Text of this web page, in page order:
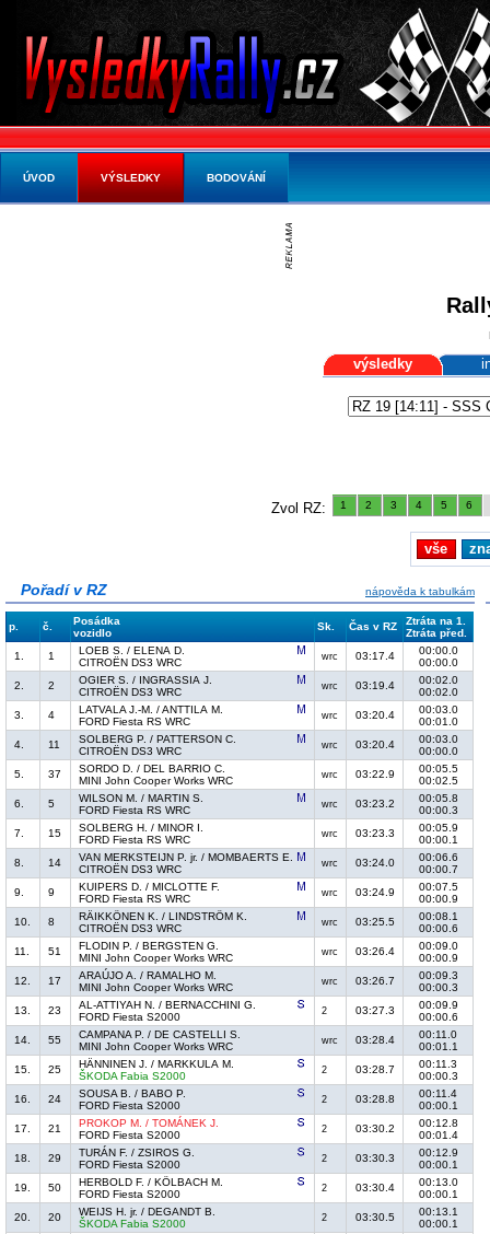
výsledky
Zvol RZ: 1 2 3 4 5 6
vše
Pořadí v RZ nápověda k tabulkám
p. č.
Posádka
vozidlo
Sk. Čas v RZ
Ztráta na 1.
Ztráta před.
1.
1
LOEB S. / ELENA D.
CITROËN DS3 WRC
wrc 03:17.4
00:00.0
00:00.0
2.
2
OGIER S. / INGRASSIA J.
CITROËN DS3 WRC
wrc 03:19.4
00:02.0
00:02.0
3.
4
LATVALA J.-M. / ANTTILA M.
FORD Fiesta RS WRC
wrc 03:20.4
00:03.0
00:01.0
4.
11
SOLBERG P. / PATTERSON C.
CITROËN DS3 WRC
wrc 03:20.4
00:03.0
00:00.0
5.
37
SORDO D. / DEL BARRIO C.
MINI John Cooper Works WRC
wrc 03:22.9
00:05.5
00:02.5
6.
5
WILSON M. / MARTIN S.
FORD Fiesta RS WRC
wrc 03:23.2
00:05.8
00:00.3
7.
15
SOLBERG H. / MINOR I.
FORD Fiesta RS WRC
wrc 03:23.3
00:05.9
00:00.1
8.
14
VAN MERKSTEIJN P. jr. / MOMBAERTS E.
CITROËN DS3 WRC
wrc 03:24.0
00:06.6
00:00.7
9.
9
KUIPERS D. / MICLOTTE F.
FORD Fiesta RS WRC
wrc 03:24.9
00:07.5
00:00.9
10.
8
RÄIKKÖNEN K. / LINDSTRÖM K.
CITROËN DS3 WRC
wrc 03:25.5
00:08.1
00:00.6
11.
51
FLODIN P. / BERGSTEN G.
MINI John Cooper Works WRC
wrc 03:26.4
00:09.0
00:00.9
12.
17
ARAÚJO A. / RAMALHO M.
MINI John Cooper Works WRC
wrc 03:26.7
00:09.3
00:00.3
13.
23
AL-ATTIYAH N. / BERNACCHINI G.
FORD Fiesta S2000
2 03:27.3
00:09.9
00:00.6
14.
55
CAMPANA P. / DE CASTELLI S.
MINI John Cooper Works WRC
wrc 03:28.4
00:11.0
00:01.1
15.
25
HÄNNINEN J. / MARKKULA M.
ŠKODA Fabia S2000
2 03:28.7
00:11.3
00:00.3
16.
24
SOUSA B. / BABO P.
FORD Fiesta S2000
2 03:28.8
00:11.4
00:00.1
17.
21
PROKOP M. / TOMÁNEK J.
FORD Fiesta S2000
2 03:30.2
00:12.8
00:01.4
18.
29
TURÁN F. / ZSIROS G.
FORD Fiesta S2000
2 03:30.3
00:12.9
00:00.1
19.
50
HERBOLD F. / KÖLBACH M.
FORD Fiesta S2000
2 03:30.4
00:13.0
00:00.1
20.
20
WEIJS H. jr. / DEGANDT B.
ŠKODA Fabia S2000
2 03:30.5
00:13.1
00:00.1
ÚVOD VÝSLEDKY BODOVÁNÍ